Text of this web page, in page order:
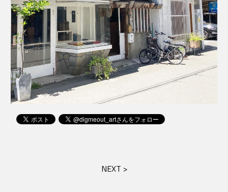
NEXT >